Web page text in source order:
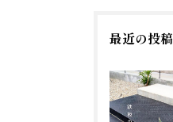
最近の投稿